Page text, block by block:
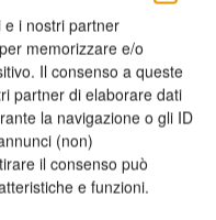
e i nostri partner
memorizzare e/o
Il consenso a queste
partner di elaborare dati
la navigazione o gli ID
(non)
il consenso può
e funzioni.